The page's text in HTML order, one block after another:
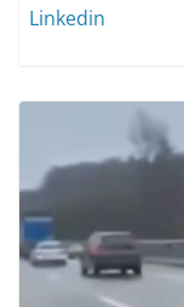
Linkedin